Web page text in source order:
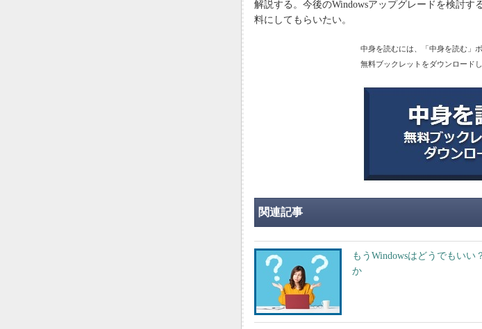
解説する。今後のWindowsアップグレードを検討す
料にしてもらいたい。
中身を読むには、「中身を読む」
無料ブックレットをダウンロードし
関連記事
もうWindowsはどうでもい
か